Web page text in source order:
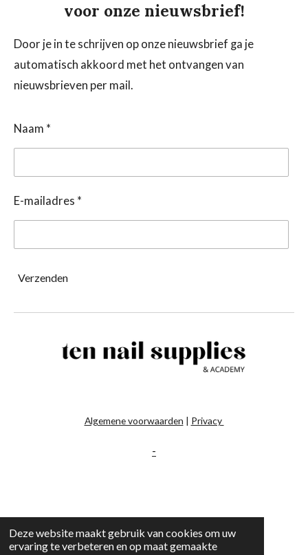
Deze website maakt gebruik van cookies om uw
ervaring te verbeteren en op maat gemaakte
voor onze nieuwsbrief!
Door je in te schrijven op onze nieuwsbrief ga je
automatisch akkoord met het ontvangen van
nieuwsbrieven per mail.
Naam *
E-mailadres *
Verzenden
Algemene voorwaarden | Privacy
-